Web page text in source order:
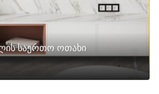
საერთო ოთახი